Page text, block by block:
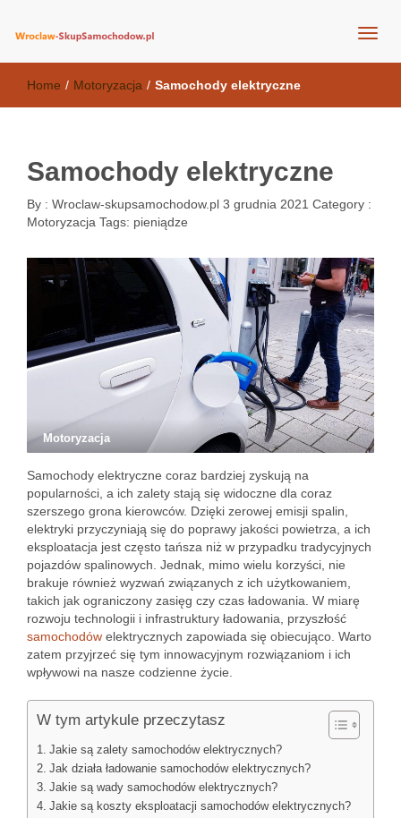
wroclaw-skupsamochodow.pl
Home / Motoryzacja / Samochody elektryczne
Samochody elektryczne
By : Wroclaw-skupsamochodow.pl 3 grudnia 2021 Category :
Motoryzacja Tags: pieniądze
Motoryzacja
Samochody elektryczne coraz bardziej zyskują na
popularności, a ich zalety stają się widoczne dla coraz
szerszego grona kierowców. Dzięki zerowej emisji spalin,
elektryki przyczyniają się do poprawy jakości powietrza, a ich
eksploatacja jest często tańsza niż w przypadku tradycyjnych
pojazdów spalinowych. Jednak, mimo wielu korzyści, nie
brakuje również wyzwań związanych z ich użytkowaniem,
takich jak ograniczony zasięg czy czas ładowania. W miarę
rozwoju technologii i infrastruktury ładowania, przyszłość
samochodów elektrycznych zapowiada się obiecująco. Warto
zatem przyjrzeć się tym innowacyjnym rozwiązaniom i ich
wpływowi na nasze codzienne życie.
W tym artykule przeczytasz
Jakie są zalety samochodów elektrycznych?
Jak działa ładowanie samochodów elektrycznych?
Jakie są wady samochodów elektrycznych?
Jakie są koszty eksploatacji samochodów elektrycznych?